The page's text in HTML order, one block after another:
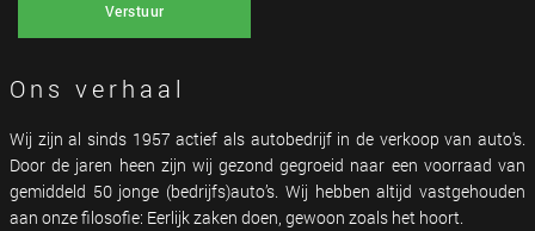
Verstuur
Ons verhaal
Wij zijn al sinds 1957 actief als autobedrijf in de verkoop van auto's.
Door de jaren heen zijn wij gezond gegroeid naar een voorraad van
gemiddeld 50 jonge (bedrijfs)auto’s. Wij hebben altijd vastgehouden
aan onze filosofie: Eerlijk zaken doen, gewoon zoals het hoort.